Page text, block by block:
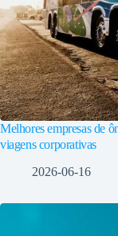
Melhores empresas de
viagens corporativas
2026-06-16